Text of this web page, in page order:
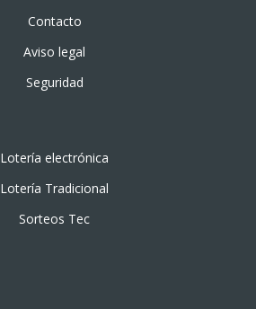
Contacto
Aviso legal
Seguridad
Lotería electrónica
Lotería Tradicional
Sorteos Tec